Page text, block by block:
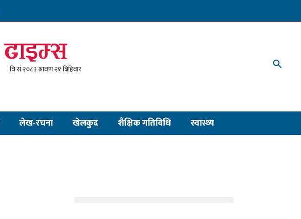
लेख-रचना खेलकुद शैक्षिक गतिविधि स्वास्थ्य